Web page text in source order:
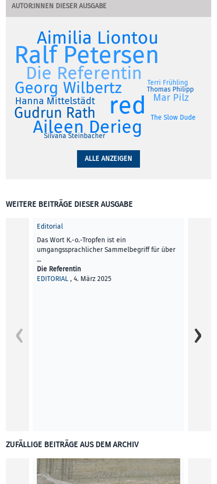
AUTOR:INNEN DIESER AUSGABE
Ralf Petersen
red
Aileen Derieg
Aimilia Liontou
Die Referentin
Georg Wilbertz
Gudrun Rath
Hanna Mittelstädt Mar Pilz
Silvana Steinbacher
Terri Frühling
The Slow Dude
Thomas Philipp
ALLE ANZEIGEN
WEITERE BEITRÄGE DIESER AUSGABE
Editorial
Das Wort K.-o.-Tropfen ist ein
umgangssprachlicher Sammelbegriff für über
...
Die Referentin
EDITORIAL , 4. März 2025
So
ZUFÄLLIGE BEITRÄGE AUS DEM ARCHIV